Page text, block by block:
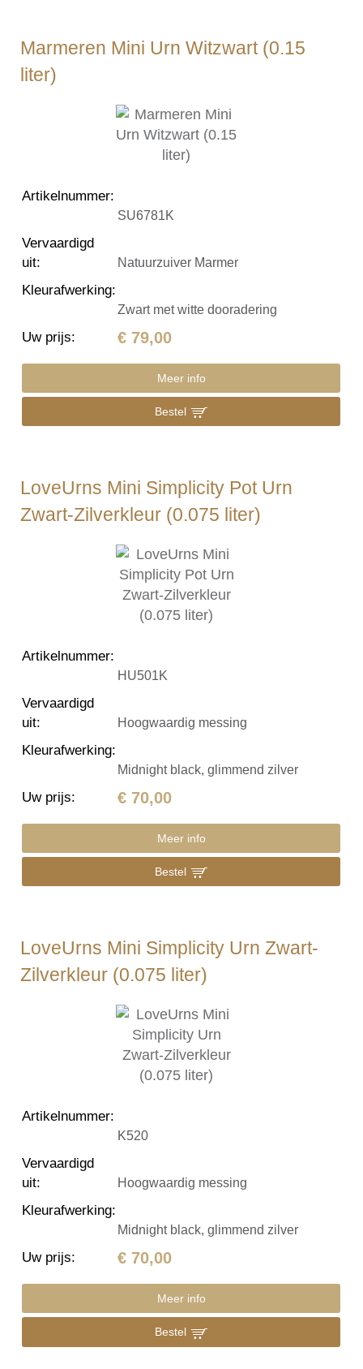
Marmeren Mini Urn Witzwart (0.15
liter)
Artikelnummer:
SU6781K
Vervaardigd
uit: Natuurzuiver Marmer
Kleurafwerking:
Zwart met witte dooradering
Uw prijs: € 79,00
Meer info
Bestel
LoveUrns Mini Simplicity Pot Urn
Zwart-Zilverkleur (0.075 liter)
Artikelnummer:
HU501K
Vervaardigd
uit: Hoogwaardig messing
Kleurafwerking:
Midnight black, glimmend zilver
Uw prijs: € 70,00
Meer info
Bestel
LoveUrns Mini Simplicity Urn Zwart-
Zilverkleur (0.075 liter)
Artikelnummer:
K520
Vervaardigd
uit: Hoogwaardig messing
Kleurafwerking:
Midnight black, glimmend zilver
Uw prijs: € 70,00
Meer info
Bestel